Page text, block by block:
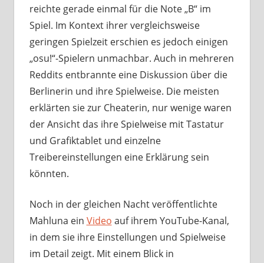
reichte gerade einmal für die Note „B“ im
Spiel. Im Kontext ihrer vergleichsweise
geringen Spielzeit erschien es jedoch einigen
„osu!“-Spielern unmachbar. Auch in mehreren
Reddits entbrannte eine Diskussion über die
Berlinerin und ihre Spielweise. Die meisten
erklärten sie zur Cheaterin, nur wenige waren
der Ansicht das ihre Spielweise mit Tastatur
und Grafiktablet und einzelne
Treibereinstellungen eine Erklärung sein
könnten.
Noch in der gleichen Nacht veröffentlichte
Mahluna ein Video auf ihrem YouTube-Kanal,
in dem sie ihre Einstellungen und Spielweise
im Detail zeigt. Mit einem Blick in